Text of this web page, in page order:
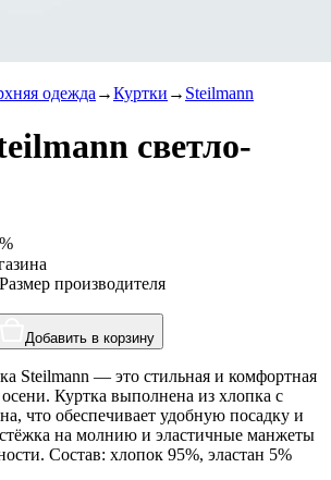
одежда Куртки Steilmann
светло-
Размер производителя
Добавить в корзину
Steilmann — это стильная и комфортная
Куртка выполнена из хлопка с
что обеспечивает удобную посадку и
на молнию и эластичные манжеты
Состав: хлопок 95%, эластан 5%